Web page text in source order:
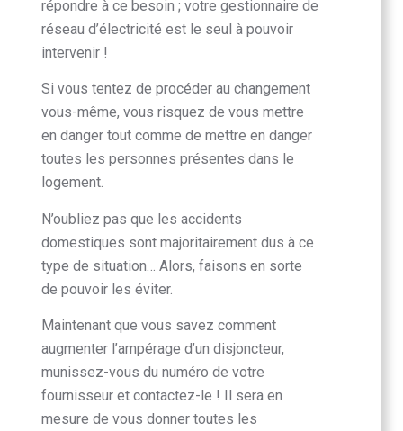
répondre à ce besoin ; votre gestionnaire de
réseau d’électricité est le seul à pouvoir
intervenir !
Si vous tentez de procéder au changement
vous-même, vous risquez de vous mettre
en danger tout comme de mettre en danger
toutes les personnes présentes dans le
logement.
N’oubliez pas que les accidents
domestiques sont majoritairement dus à ce
type de situation… Alors, faisons en sorte
de pouvoir les éviter.
Maintenant que vous savez comment
augmenter l’ampérage d’un disjoncteur,
munissez-vous du numéro de votre
fournisseur et contactez-le ! Il sera en
mesure de vous donner toutes les